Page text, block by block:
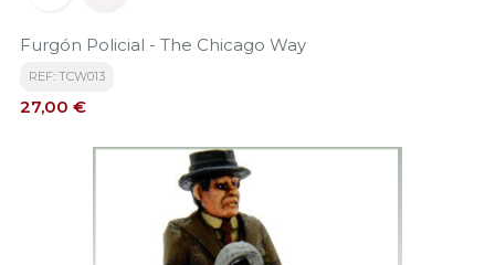
Furgón Policial - The Chicago Way
REF: TCW013
Precio
27,00 €